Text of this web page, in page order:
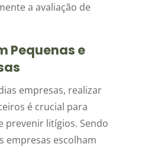
a avaliação de
Pequenas e
empresas, realizar
é crucial para
prevenir litígios. Sendo
empresas escolham